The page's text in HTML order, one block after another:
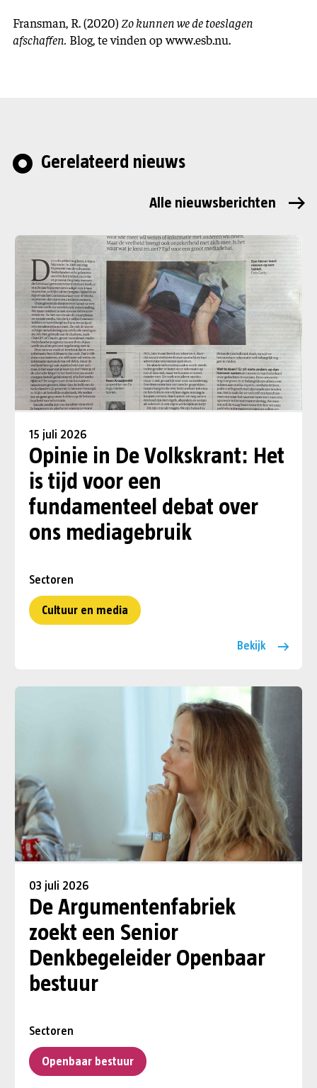
Fransman, R. (2020) Zo kunnen we de toeslagen
afschaffen. Blog, te vinden op www.esb.nu.
Gerelateerd nieuws
Alle nieuwsberichten
15 juli 2026
Opinie in De Volkskrant: Het
is tijd voor een
fundamenteel debat over
ons mediagebruik
Sectoren
Cultuur en media
Bekijk
03 juli 2026
De Argumentenfabriek
zoekt een Senior
Denkbegeleider Openbaar
bestuur
Sectoren
Openbaar bestuur